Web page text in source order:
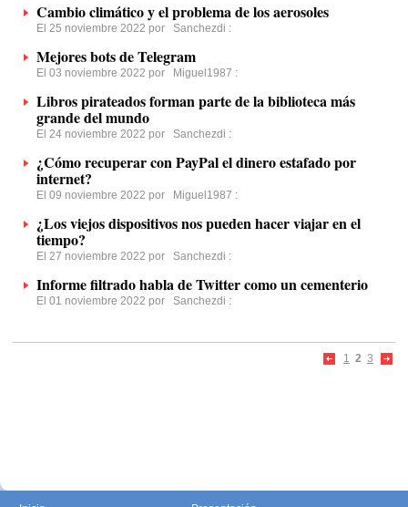
Cambio climático y el problema de los aerosoles
El 25 noviembre 2022 por Sanchezdi :
Mejores bots de Telegram
El 03 noviembre 2022 por Miguel1987 :
Libros pirateados forman parte de la biblioteca más
grande del mundo
El 24 noviembre 2022 por Sanchezdi :
¿Cómo recuperar con PayPal el dinero estafado por
internet?
El 09 noviembre 2022 por Miguel1987 :
¿Los viejos dispositivos nos pueden hacer viajar en el
tiempo?
El 27 noviembre 2022 por Sanchezdi :
Informe filtrado habla de Twitter como un cementerio
El 01 noviembre 2022 por Sanchezdi :
1 2 3